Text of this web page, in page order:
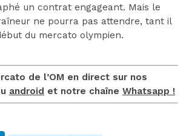
un contrat engageant. Mais le
ne pourra pas attendre, tant il
du mercato olympien.
de l’OM en direct sur nos
android et notre chaîne Whatsapp !